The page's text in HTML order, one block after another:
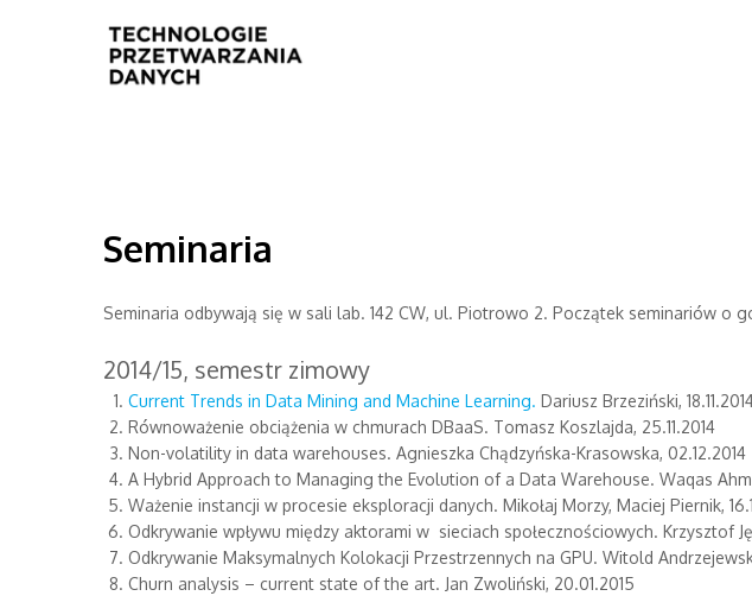
Seminaria
Seminaria odbywają się w sali lab. 142 CW, ul. Piotrowo 2. Początek seminariów o
2014/15, semestr zimowy
Current Trends in Data Mining and Machine Learning. Dariusz Brzeziński,
Równoważenie obciążenia w chmurach DBaaS. Tomasz Koszlajda, 25.11.2014
Non-volatility in data warehouses. Agnieszka Chądzyńska-Krasowska, 02.12.2014
A Hybrid Approach to Managing the Evolution of a Data Warehouse. Waqas
Ważenie instancji w procesie eksploracji danych. Mikołaj Morzy, Maciej Piernik,
Odkrywanie wpływu między aktorami w sieciach społecznościowych. Krzysztof
Odkrywanie Maksymalnych Kolokacji Przestrzennych na GPU. Witold
Churn analysis – current state of the art. Jan Zwoliński, 20.01.2015